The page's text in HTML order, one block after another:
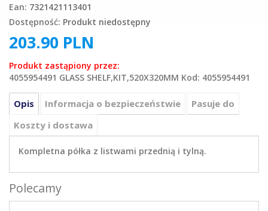
Ean: 7321421113401
Dostępność: Produkt niedostępny
203.90 PLN
Produkt zastąpiony przez:
4055954491 GLASS SHELF,KIT,520X320MM Kod: 4055954491
Opis Informacja o bezpieczeństwie
Pasuje do
Koszty i dostawa
Kompletna półka z listwami przednią i tylną.
Polecamy